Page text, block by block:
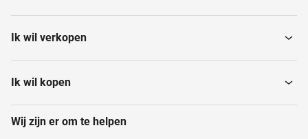
Ik wil verkopen
Ik wil kopen
Wij zijn er om te helpen